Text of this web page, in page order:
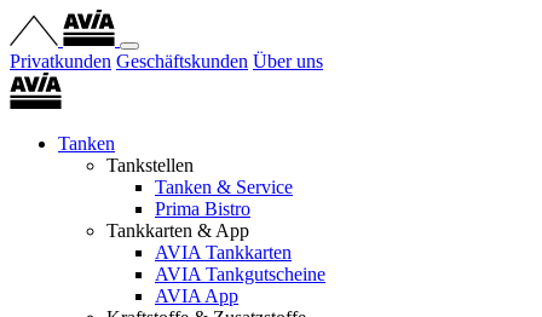
Privatkunden Geschäftskunden Über uns
Tanken
Tankstellen
Tanken & Service
Prima Bistro
Tankkarten & App
AVIA Tankkarten
AVIA Tankgutscheine
AVIA App